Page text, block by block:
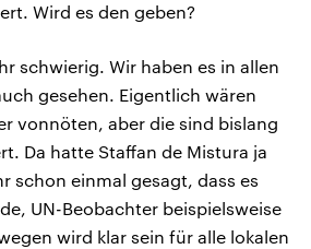
Wird es den geben?
schwierig. Wir haben es in allen
gesehen. Eigentlich wären
vonnöten, aber die sind bislang
Da hatte Staffan de Mistura ja
schon einmal gesagt, dass es
UN-Beobachter beispielsweise
wird klar sein für alle lokalen